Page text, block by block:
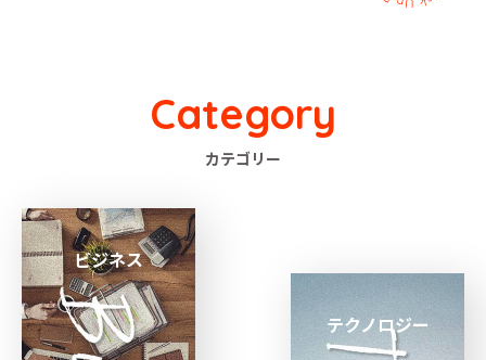
Category
カテゴリー
ビジネス
テクノロジー